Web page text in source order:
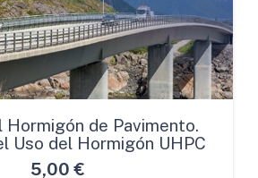
Hormigón de Pavimento.
Uso del Hormigón UHPC
5,00 €